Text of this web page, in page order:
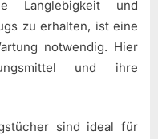
Langlebigkeit und
zu erhalten, ist eine
notwendig. Hier
und ihre
sind ideal für